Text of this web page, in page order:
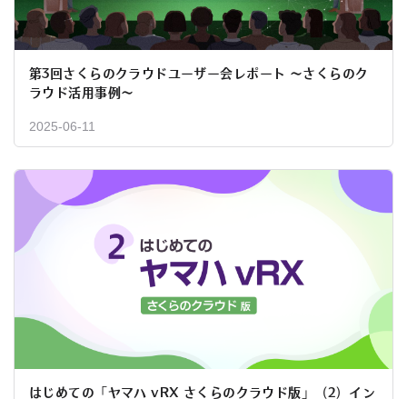
第3回さくらのクラウドユーザー会レポート ～さくらのク
ラウド活用事例～
2025-06-11
はじめての「ヤマハ vRX さくらのクラウド版」（2）イン